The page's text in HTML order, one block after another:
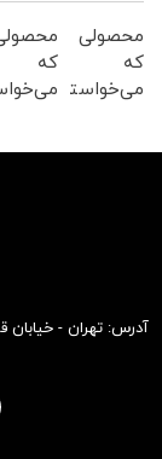
محصولی
که
می‌خواستی
که
آدرس: تهران -